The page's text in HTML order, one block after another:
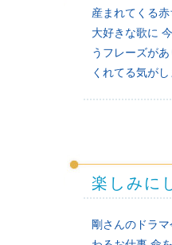
産まれてくる
大好きな歌に
うフレーズが
くれてる気が
楽しみに
剛さんのドラ